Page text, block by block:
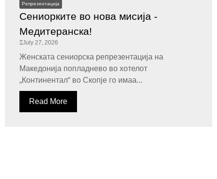
Репрезентација
Сениорките во нова мисија -
Медитеранска!
July 27, 2026
Женската сениорска репрезентација на
Македонија попладнево во хотелот
„Континентал“ во Скопје го имаа...
Read More